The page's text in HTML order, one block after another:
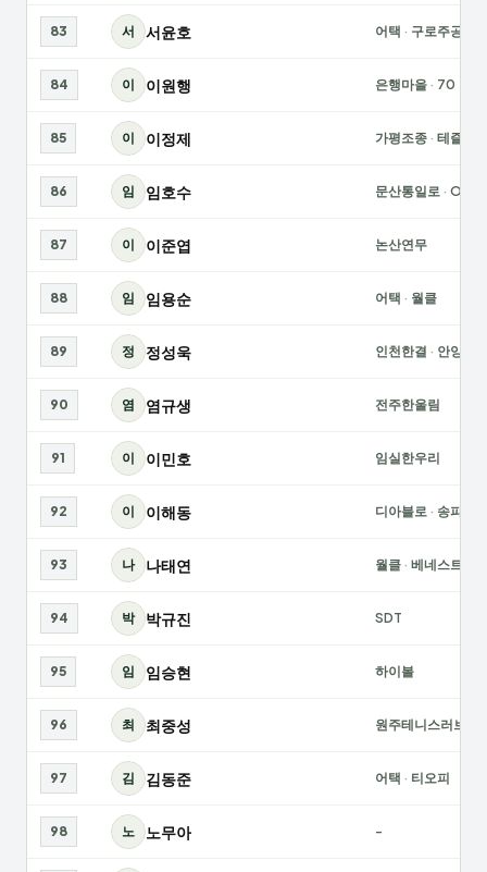
83 서 서윤호 어택 · 구로주공
84 이 이원행 은행마을 · 70
85 이 이정제 가평조종 · 테즐모
86 임 임호수 문산통일로 · OTC
87 이 이준엽 논산연무
88 임 임용순 어택 · 월클
89 정 정성욱 인천한결 · 안양한
90 염 염규생 전주한울림
91 이 이민호 임실한우리
92 이 이해동 디아블로 · 송파하
93 나 나태연 월클 · 베네스트
94 박 박규진 SDT
95 임 임승현 하이볼
96 최 최중성 원주테니스러브
97 김 김동준 어택 · 티오피
98 노 노무아 -